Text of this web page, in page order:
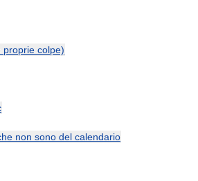
proprie colpe)
non sono del calendario